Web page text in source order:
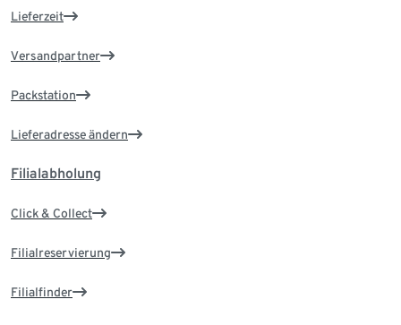
Lieferzeit
Versandpartner
Packstation
Lieferadresse ändern
Filialabholung
Click & Collect
Filialreservierung
Filialfinder